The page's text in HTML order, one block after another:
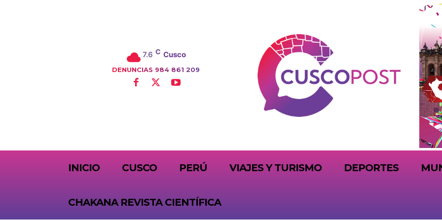
7.6 C Cusco
DENUNCIAS 984 861 209
INICIO CUSCO PERÚ VIAJES Y TURISMO DEPORTES
CHAKANA REVISTA CIENTÍFICA